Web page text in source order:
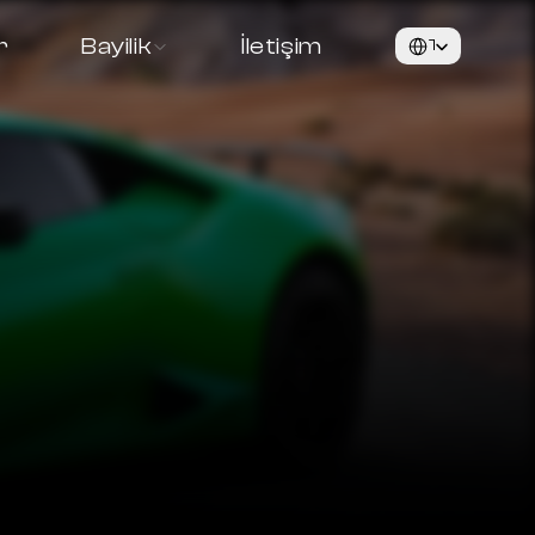
Bayilik İletişim Select Language
Türkçe